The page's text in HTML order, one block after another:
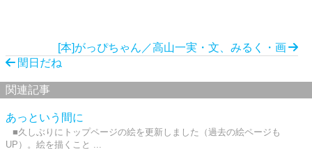
[本]がっぴちゃん／高山一実・文、みるく・画
閏日だね
関連記事
あっという間に
■久しぶりにトップページの絵を更新しました（過去の絵ページも
UP）。絵を描くこと ...